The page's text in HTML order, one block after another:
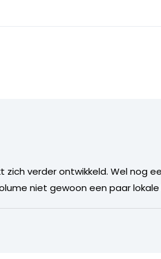
verder ontwikkeld. Wel nog
niet gewoon een paar